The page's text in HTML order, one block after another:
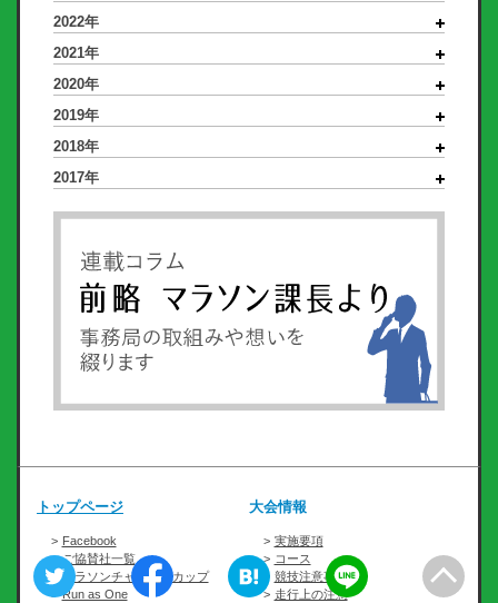
2022年
2021年
2020年
2019年
2018年
2017年
トップページ
Facebook
ご協賛社一覧
マラソンチャレンジカップ
Run as One
大会情報
実施要項
コース
競技注意事項
走行上の注意